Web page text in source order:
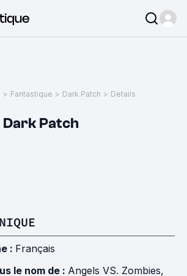
> Fantastique > Dark Patch > Details
Dark Patch
: Français
le nom de : Angels VS. Zombies,